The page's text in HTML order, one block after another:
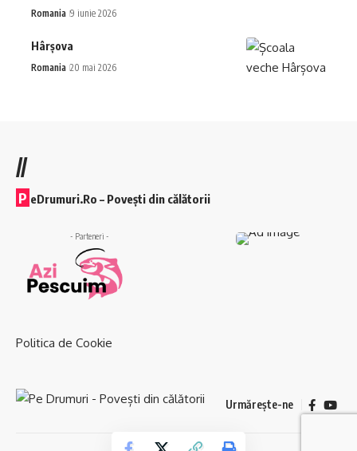
Romania 9 iunie 2026
Hârșova
Romania 20 mai 2026
//
P eDrumuri.Ro – Povești din călătorii
- Parteneri -
Politica de Cookie
Urmărește-ne